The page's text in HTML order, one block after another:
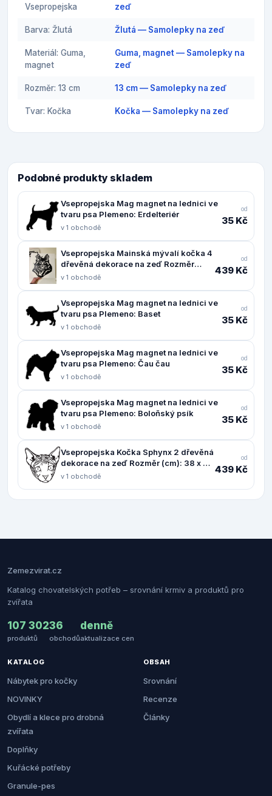
Vsepropejska
zeď
Barva: Žlutá Žlutá — Samolepky na zeď
Materiál: Guma,
magnet
Guma, magnet — Samolepky na
zeď
Rozměr: 13 cm 13 cm — Samolepky na zeď
Tvar: Kočka Kočka — Samolepky na zeď
Podobné produkty skladem
Vsepropejska Mag magnet na lednici ve
tvaru psa Plemeno: Erdelteriér
v 1 obchodě
od
35 Kč
Vsepropejska Mainská mývalí kočka 4
dřevěná dekorace na zeď Rozměr
(cm): 38 x 30
v 1 obchodě
od
439 Kč
Vsepropejska Mag magnet na lednici ve
tvaru psa Plemeno: Baset
v 1 obchodě
od
35 Kč
Vsepropejska Mag magnet na lednici ve
tvaru psa Plemeno: Čau čau
v 1 obchodě
od
35 Kč
Vsepropejska Mag magnet na lednici ve
tvaru psa Plemeno: Boloňský psík
v 1 obchodě
od
35 Kč
Vsepropejska Kočka Sphynx 2 dřevěná
dekorace na zeď Rozměr (cm): 38 x 37,
Dekor: Černá
v 1 obchodě
od
439 Kč
Zemezvirat.cz
Katalog chovatelských potřeb – srovnání krmiv a produktů pro
zvířata
107 302
produktů
36
obchodů
denně
aktualizace cen
KATALOG
Nábytek pro kočky
NOVINKY
Obydlí a klece pro drobná
zvířata
Doplňky
Kuřácké potřeby
Granule-pes
OBSAH
Srovnání
Recenze
Články